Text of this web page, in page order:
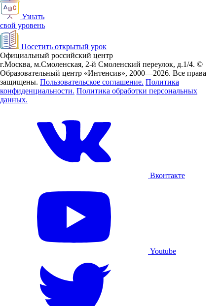
Узнать
свой уровень
Посетить открытый урок
Официальный российский центр
г.Москва, м.Смоленская, 2-й Смоленский переулок, д.1/4. ©
Образовательный центр «Интенсив», 2000—2026. Все права
защищены. Пользовательское соглашение. Политика
конфиденциальности. Политика обработки персональных
данных.
Вконтакте
Youtube